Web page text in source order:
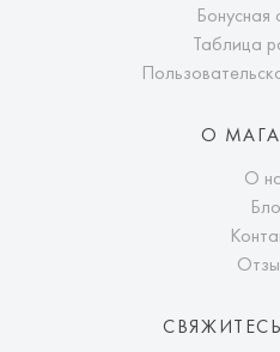
Бонусная
Таблица
О
О